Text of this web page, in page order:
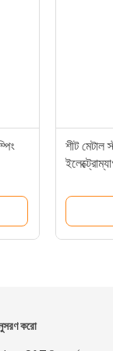
শীট মেটাল
করো